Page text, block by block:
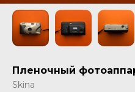
Пленочный
Skina